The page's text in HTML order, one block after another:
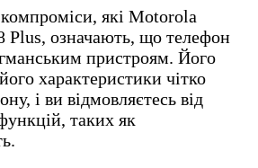
які Motorola
Plus, означають, що телефон
пристроям. Його
характеристики чітко
і ви відмовляєтесь від
таких як